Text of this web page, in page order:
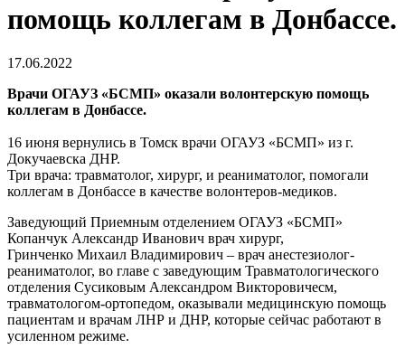
помощь коллегам в Донбассе.
17.06.2022
Врачи ОГАУЗ «БСМП» оказали волонтерскую помощь
коллегам в Донбассе.
16 июня вернулись в Томск врачи ОГАУЗ «БСМП» из г.
Докучаевска ДНР.
Три врача: травматолог, хирург, и реаниматолог, помогали
коллегам в Донбассе в качестве волонтеров-медиков.
Заведующий Приемным отделением ОГАУЗ «БСМП»
Копанчук Александр Иванович врач хирург,
Гринченко Михаил Владимирович – врач анестезиолог-
реаниматолог, во главе с заведующим Травматологического
отделения Сусиковым Александром Викторовичесм,
травматологом-ортопедом, оказывали медицинскую помощь
пациентам и врачам ЛНР и ДНР, которые сейчас работают в
усиленном режиме.